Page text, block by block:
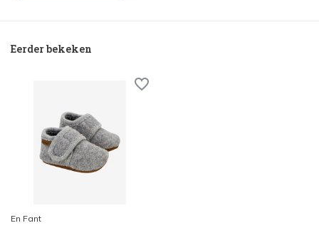
Eerder bekeken
En Fant